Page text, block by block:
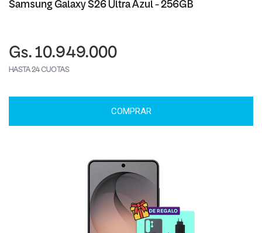
Samsung Galaxy S26 Ultra Azul - 256GB
Gs. 10.949.000
HASTA 24 CUOTAS
COMPRAR